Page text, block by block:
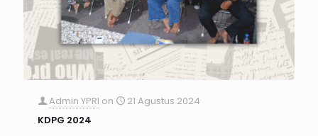
Admin YPRI on
21 Agustus 2024
KDPG 2024